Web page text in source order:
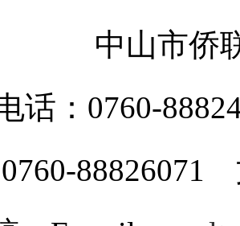
中山市侨
话：0760-
0760-88826071